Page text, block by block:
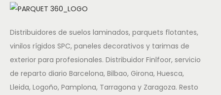
Distribuidores de suelos laminados, parquets flotantes,
vinilos rígidos SPC, paneles decorativos y tarimas de
exterior para profesionales. Distribuidor Finlfoor, servicio
de reparto diario Barcelona, Bilbao, Girona, Huesca,
Lleida, Logoño, Pamplona, Tarragona y Zaragoza. Resto